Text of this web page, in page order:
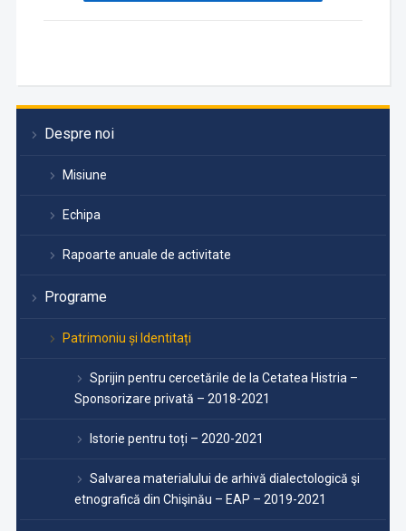
Despre noi
Misiune
Echipa
Rapoarte anuale de activitate
Programe
Patrimoniu și Identitați
Sprijin pentru cercetările de la Cetatea Histria –
Sponsorizare privată – 2018-2021
Istorie pentru toți – 2020-2021
Salvarea materialului de arhivă dialectologică şi
etnografică din Chişinău – EAP – 2019-2021